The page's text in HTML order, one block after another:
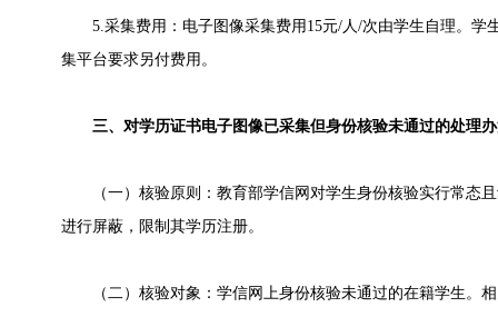
5.采集费用：电子图像采集费用15元/人/次由学生自理。学
集平台要求另付费用。
三、对学历证书电子图像已采集但身份核验未通过的处理
（一）核验原则：教育部学信网对学生身份核验实行常态且
进行屏蔽，限制其学历注册。
（二）核验对象：学信网上身份核验未通过的在籍学生。相